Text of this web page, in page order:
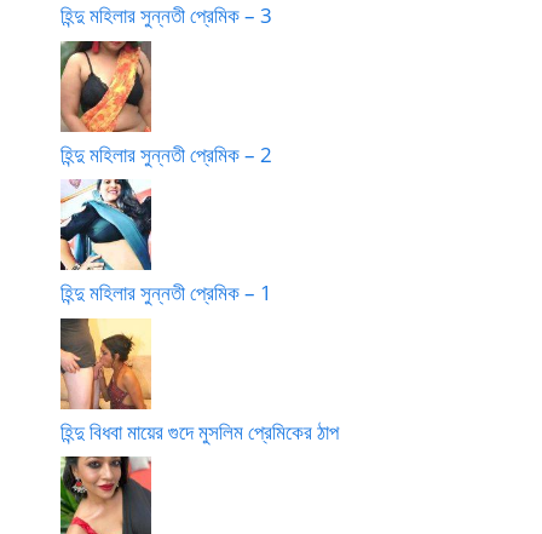
হিন্দু মহিলার সুন্নতী প্রেমিক – 3
হিন্দু মহিলার সুন্নতী প্রেমিক – 2
হিন্দু মহিলার সুন্নতী প্রেমিক – 1
হিন্দু বিধবা মায়ের গুদে মুসলিম প্রেমিকের ঠাপ